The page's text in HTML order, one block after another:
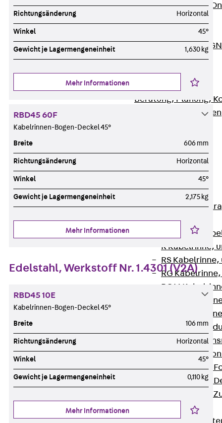
JORDAHL® JVB
ISOCHECK
FERBOX®-
CAD und BIM
Services
Services
Beratung, Planung,
Individuelle Lösungen
Zurück Ausbau
Produkte
Kabeltragsysteme
Zurück
Kabelrinnen
Zurück
R Kabelrinne,
RS
RG
RGM
RGS
RGL
RI
RIS
Kabelrinnen-
Kabelrinnen-
Kabelrinnen-
Gitterbahnen
Zurück
Richtungsänderung Horizontal
Winkel 45°
Gewicht je Lagermengeneinheit 1,630 kg
Mehr Informationen
RBD45 60F
Kabelrinnen-Bogen-Deckel 45°
Breite 606 mm
Richtungsänderung Horizontal
Winkel 45°
Gewicht je Lagermengeneinheit 2,175 kg
Mehr Informationen
Edelstahl, Werkstoff Nr. 1.4301 (V2A)
RBD45 10E
Kabelrinnen-Bogen-Deckel 45°
Breite 106 mm
Richtungsänderung Horizontal
Winkel 45°
Gewicht je Lagermengeneinheit 0,110 kg
Mehr Informationen